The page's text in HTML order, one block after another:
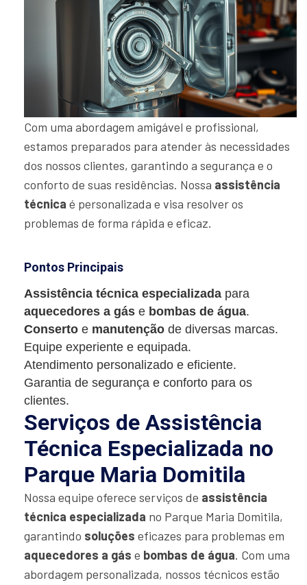
Com uma abordagem amigável e profissional,
estamos preparados para atender às necessidades
dos nossos clientes, garantindo a segurança e o
conforto de suas residências. Nossa assistência
técnica é personalizada e visa resolver os
problemas de forma rápida e eficaz.
Pontos Principais
Assistência técnica especializada para
aquecedores a gás e bombas de água.
Conserto e manutenção de diversas marcas.
Equipe experiente e equipada.
Atendimento personalizado e eficiente.
Garantia de segurança e conforto para os
clientes.
Serviços de Assistência
Técnica Especializada no
Parque Maria Domitila
Nossa equipe oferece serviços de assistência
técnica especializada no Parque Maria Domitila,
garantindo soluções eficazes para problemas em
aquecedores a gás e bombas de água. Com uma
abordagem personalizada, nossos técnicos estão